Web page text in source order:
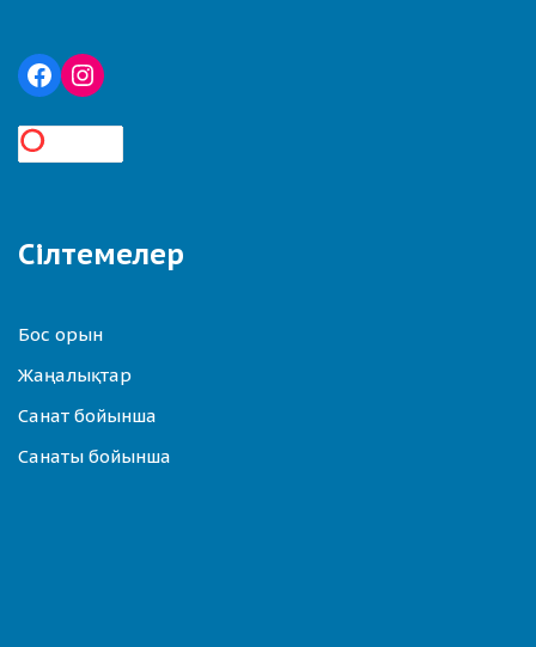
Сілтемелер
Бос орын
Жаңалықтар
Санат бойынша
Санаты бойынша